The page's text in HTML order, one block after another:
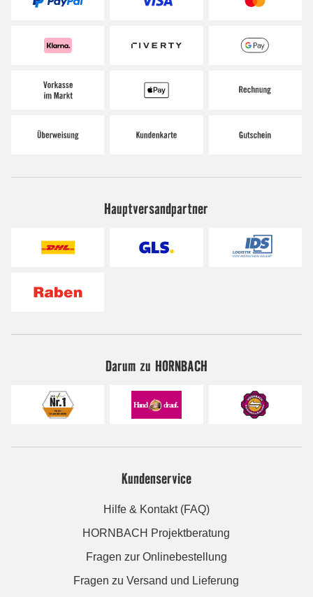
Hauptversandpartner
Darum zu HORNBACH
Kundenservice
Hilfe & Kontakt (FAQ)
HORNBACH Projektberatung
Fragen zur Onlinebestellung
Fragen zu Versand und Lieferung